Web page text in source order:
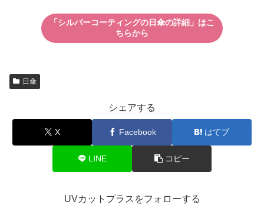
「シルバーコーティングの日傘の詳細」はこ
ちらから
日傘
シェアする
X Facebook はてブ
LINE コピー
UVカットプラスをフォローする